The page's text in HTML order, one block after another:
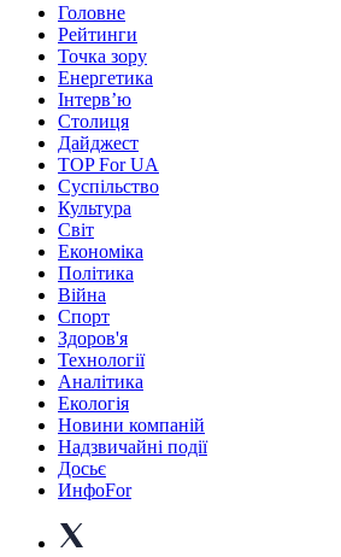
Головне
Рейтинги
Точка зору
Енергетика
Інтерв’ю
Столиця
Дайджест
TOP For UA
Суспiльство
Культура
Світ
Економіка
Політика
Війна
Спорт
Здоров'я
Технології
Аналітика
Екологія
Новини компаній
Надзвичайні події
Досьє
ИнфоFor